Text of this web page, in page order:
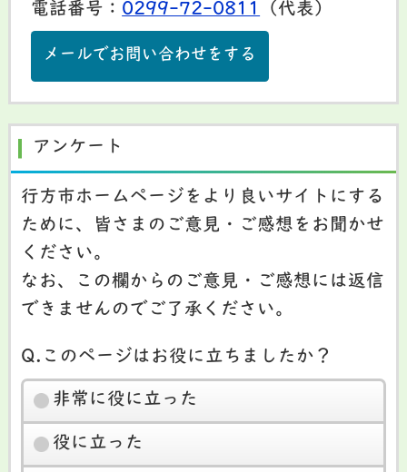
電話番号： 0299-72-0811 （代表）
メールでお問い合わせをする
アンケート
行方市ホームページをより良いサイトにする
ために、皆さまのご意見・ご感想をお聞かせ
ください。
なお、この欄からのご意見・ご感想には返信
できませんのでご了承ください。
Q.このページはお役に立ちましたか？
非常に役に立った
役に立った